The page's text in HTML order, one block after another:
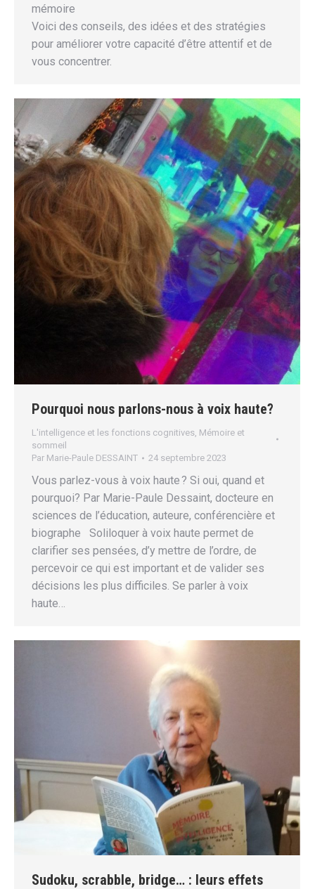
mémoire
Voici des conseils, des idées et des stratégies
pour améliorer votre capacité d’être attentif et de
vous concentrer.
Pourquoi nous parlons-nous à voix haute?
L'intelligence et les fonctions cognitives, Mémoire et
sommeil
Par Marie-Paule DESSAINT 24 septembre 2023
Vous parlez-vous à voix haute ? Si oui, quand et
pourquoi? Par Marie-Paule Dessaint, docteure en
sciences de l’éducation, auteure, conférencière et
biographe Soliloquer à voix haute permet de
clarifier ses pensées, d’y mettre de l’ordre, de
percevoir ce qui est important et de valider ses
décisions les plus difficiles. Se parler à voix
haute…
Sudoku, scrabble, bridge… : leurs effets